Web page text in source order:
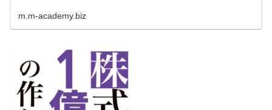
m.m-academy.biz